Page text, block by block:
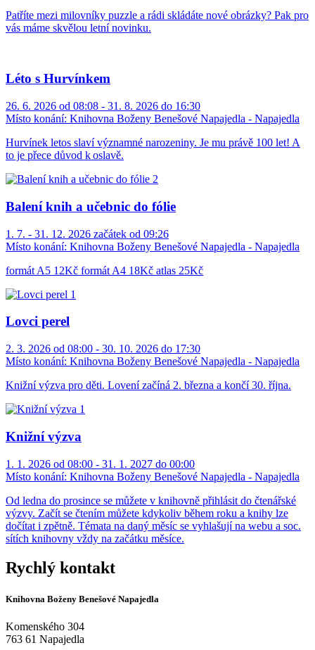
Patříte mezi milovníky puzzle a rádi skládáte nové obrázky? Pak pro
vás máme skvělou letní novinku.
Léto s Hurvínkem
26. 6. 2026 od 08:08 - 31. 8. 2026 do 16:30
Místo konání: Knihovna Boženy Benešové Napajedla - Napajedla
Hurvínek letos slaví významné narozeniny. Je mu právě 100 let! A
to je přece důvod k oslavě.
Balení knih a učebnic do fólie
1. 7. - 31. 12. 2026 začátek od 09:26
Místo konání: Knihovna Boženy Benešové Napajedla - Napajedla
formát A5 12Kč formát A4 18Kč atlas 25Kč
Lovci perel
2. 3. 2026 od 08:00 - 30. 10. 2026 do 17:30
Místo konání: Knihovna Boženy Benešové Napajedla - Napajedla
Knižní výzva pro děti. Lovení začíná 2. března a končí 30. října.
Knižní výzva
1. 1. 2026 od 08:00 - 31. 1. 2027 do 00:00
Místo konání: Knihovna Boženy Benešové Napajedla - Napajedla
Od ledna do prosince se můžete v knihovně přihlásit do čtenářské
výzvy. Začít se čtením můžete kdykoliv během roku a knihy lze
dočítat i zpětně. Témata na daný měsíc se vyhlašují na webu a soc.
sítích knihovny vždy na začátku měsíce.
Rychlý kontakt
Knihovna Boženy Benešové Napajedla
Komenského 304
763 61 Napajedla